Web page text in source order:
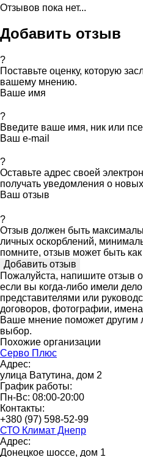
Отзывов пока нет...
Добавить отзыв
?
Поставьте оценку, которую
вашему мнению.
Ваше имя
?
Введите ваше имя, ник или
Ваш e-mail
?
Оставьте адрес своей
получать уведомления о
Ваш отзыв
?
Отзыв должен быть
личных оскорблений,
помните, отзыв может быть
Пожалуйста, напишите отзыв
если вы когда-либо имели
представителями или
договоров, фотографии,
Ваше мнение поможет другим
выбор.
Похожие организации
Серво Плюс
Адрес:
улица Ватутина, дом 2
График работы:
Пн-Вс: 08:00-20:00
Контакты:
+380 (97) 598-52-99
СТО Климат Днепр
Адрес:
Донецкое шоссе, дом 1